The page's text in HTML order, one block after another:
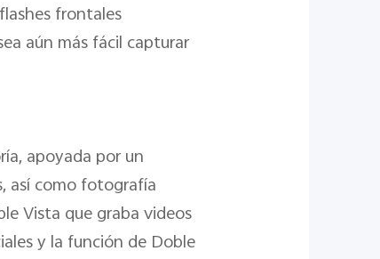
frontales
aún más fácil capturar
apoyada por un
así como fotografía
Vista que graba videos
y la función de Doble